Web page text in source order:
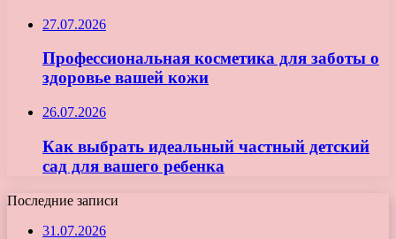
27.07.2026
Профессиональная косметика для заботы о
здоровье вашей кожи
26.07.2026
Как выбрать идеальный частный детский
сад для вашего ребенка
Последние записи
31.07.2026